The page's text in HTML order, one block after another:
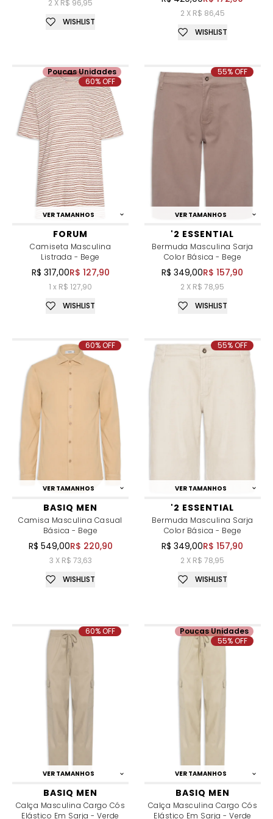
2 X R$ 96,95
WISHLIST
2 X R$ 86,45
WISHLIST
VER TAMANHOS
FORUM
Camiseta Masculina
Listrada - Bege
R$ 317,00R$ 127,90
1 x R$ 127,90
Poucas Unidades
60% OFF
WISHLIST
VER TAMANHOS
'2 ESSENTIAL
Bermuda Masculina Sarja
Color Básica - Bege
R$ 349,00R$ 157,90
2 X R$ 78,95
55% OFF
WISHLIST
VER TAMANHOS
BASIQ MEN
Camisa Masculina Casual
Básica - Bege
R$ 549,00R$ 220,90
3 X R$ 73,63
60% OFF
WISHLIST
VER TAMANHOS
'2 ESSENTIAL
Bermuda Masculina Sarja
Color Básica - Bege
R$ 349,00R$ 157,90
2 X R$ 78,95
55% OFF
WISHLIST
VER TAMANHOS
BASIQ MEN
Calça Masculina Cargo Cós
Elástico Em Sarja - Verde
60% OFF
VER TAMANHOS
BASIQ MEN
Calça Masculina Cargo Cós
Elástico Em Sarja - Verde
Poucas Unidades
55% OFF